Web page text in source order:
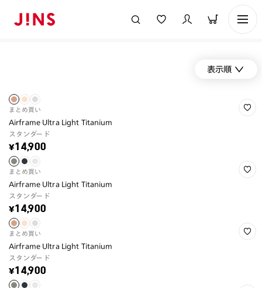
表示順
まとめ買い
Airframe Ultra Light Titanium
スタンダード
¥14,900
まとめ買い
Airframe Ultra Light Titanium
スタンダード
¥14,900
まとめ買い
Airframe Ultra Light Titanium
スタンダード
¥14,900